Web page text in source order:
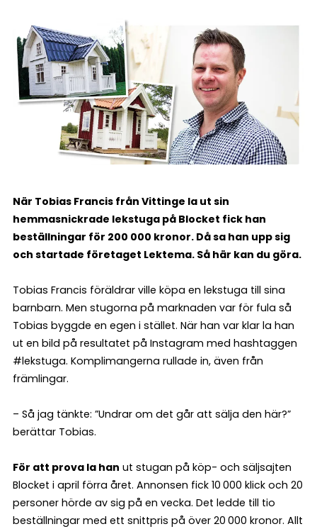
När Tobias Francis från Vittinge la ut sin
hemmasnickrade lekstuga på Blocket fick han
beställningar för 200 000 kronor. Då sa han upp sig
och startade företaget Lektema. Så här kan du göra.
Tobias Francis föräldrar ville köpa en lekstuga till sina
barnbarn. Men stugorna på marknaden var för fula så
Tobias byggde en egen i stället. När han var klar la han
ut en bild på resultatet på Instagram med hashtaggen
#lekstuga. Komplimangerna rullade in, även från
främlingar.
– Så jag tänkte: ”Undrar om det går att sälja den här?”
berättar Tobias.
För att prova la han ut stugan på köp- och säljsajten
Blocket i april förra året. Annonsen fick 10 000 klick och 20
personer hörde av sig på en vecka. Det ledde till tio
beställningar med ett snittpris på över 20 000 kronor. Allt